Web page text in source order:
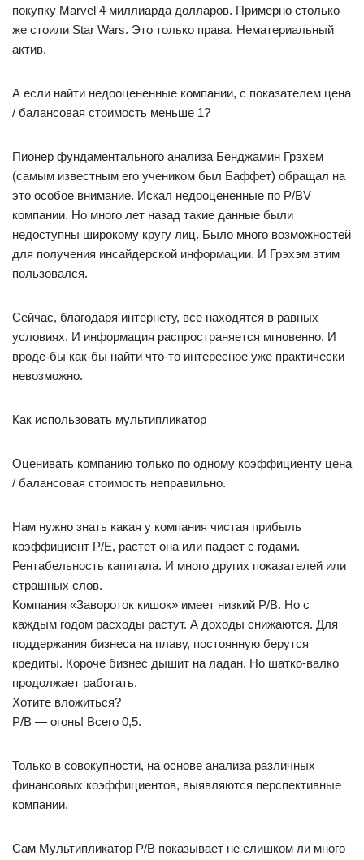
покупку Marvel 4 миллиарда долларов. Примерно столько
же стоили Star Wars. Это только права. Нематериальный
актив.
А если найти недооцененные компании, с показателем цена
/ балансовая стоимость меньше 1?
Пионер фундаментального анализа Бенджамин Грэхем
(самым известным его учеником был Баффет) обращал на
это особое внимание. Искал недооцененные по P/BV
компании. Но много лет назад такие данные были
недоступны широкому кругу лиц. Было много возможностей
для получения инсайдерской информации. И Грэхэм этим
пользовался.
Сейчас, благодаря интернету, все находятся в равных
условиях. И информация распространяется мгновенно. И
вроде-бы как-бы найти что-то интересное уже практически
невозможно.
Как использовать мультипликатор
Оценивать компанию только по одному коэффициенту цена
/ балансовая стоимость неправильно.
Нам нужно знать какая у компания чистая прибыль
коэффициент P/E, растет она или падает с годами.
Рентабельность капитала. И много других показателей или
страшных слов.
Компания «Завороток кишок» имеет низкий P/B. Но с
каждым годом расходы растут. А доходы снижаются. Для
поддержания бизнеса на плаву, постоянную берутся
кредиты. Короче бизнес дышит на ладан. Но шатко-валко
продолжает работать.
Хотите вложиться?
P/B — огонь! Всего 0,5.
Только в совокупности, на основе анализа различных
финансовых коэффициентов, выявляются перспективные
компании.
Сам Мультипликатор P/B показывает не слишком ли много